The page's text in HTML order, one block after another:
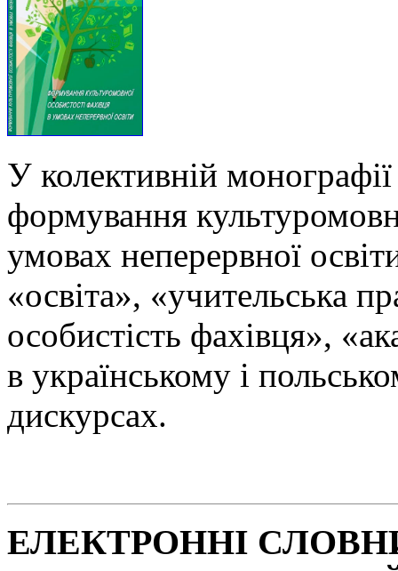
У колективній
формування
умовах неперервної
«освіта», «учительська
особистість фахівця»,
в українському і
дискурсах.
ЕЛЕКТРОННІ